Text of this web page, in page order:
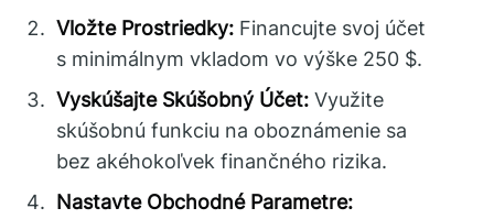
Vložte Prostriedky: Financujte svoj účet
s minimálnym vkladom vo výške 250 $.
Vyskúšajte Skúšobný Účet: Využite
skúšobnú funkciu na oboznámenie sa
bez akéhokoľvek finančného rizika.
Nastavte Obchodné Parametre: